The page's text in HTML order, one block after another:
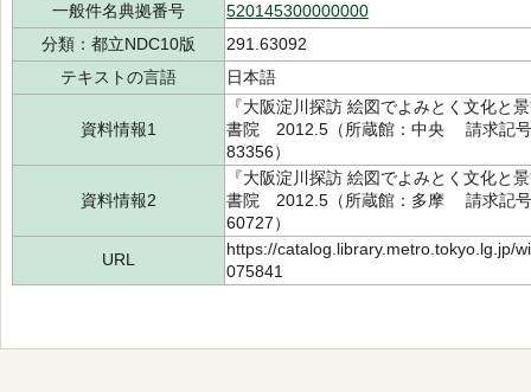
一般件名典拠番号
520145300000000
分類：都立NDC10版
291.63092
テキストの言語
日本語
資料情報1
『大阪淀川探訪 絵図でよみとく文化
書院 2012.5（所蔵館：中央 請求記
83356）
資料情報2
『大阪淀川探訪 絵図でよみとく文化
書院 2012.5（所蔵館：多摩 請求記
60727）
URL
https://catalog.library.metro.tokyo.lg.jp/
075841